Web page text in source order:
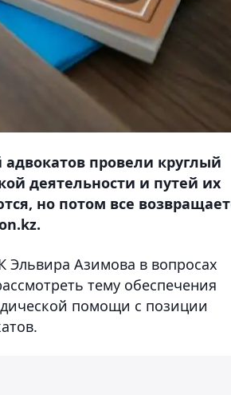
провели круглый
деятельности и путей их
но потом все
Эльвира Азимова в вопросах
тему обеспечения
помощи с позиции